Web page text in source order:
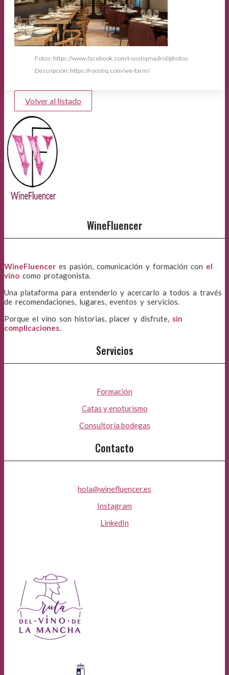
Fotos: https://www.facebook.com/roostiqmadrid/photos
Descripción: https://roostiq.com/we-farm/
Volver al listado
WineFluencer
WineFluencer es pasión, comunicación y formación con el
vino como protagonista.
Una plataforma para entenderlo y acercarlo a todos a través
de recomendaciones, lugares, eventos y servicios.
Porque el vino son historias, placer y disfrute, sin
complicaciones.
Servicios
Formación
Catas y enoturismo
Consultoría bodegas
Contacto
hola@winefluencer.es
Instagram
LinkedIn